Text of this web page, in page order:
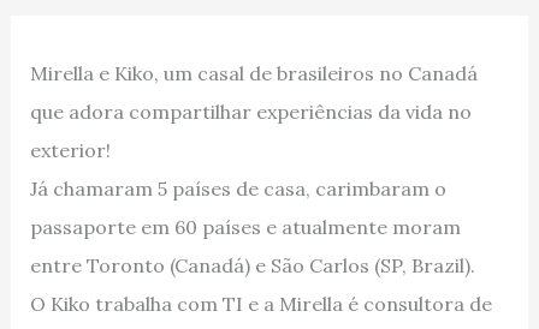
Mirella e Kiko, um casal de brasileiros no Canadá
que adora compartilhar experiências da vida no
exterior!
Já chamaram 5 países de casa, carimbaram o
passaporte em 60 países e atualmente moram
entre Toronto (Canadá) e São Carlos (SP, Brazil).
O Kiko trabalha com TI e a Mirella é consultora de